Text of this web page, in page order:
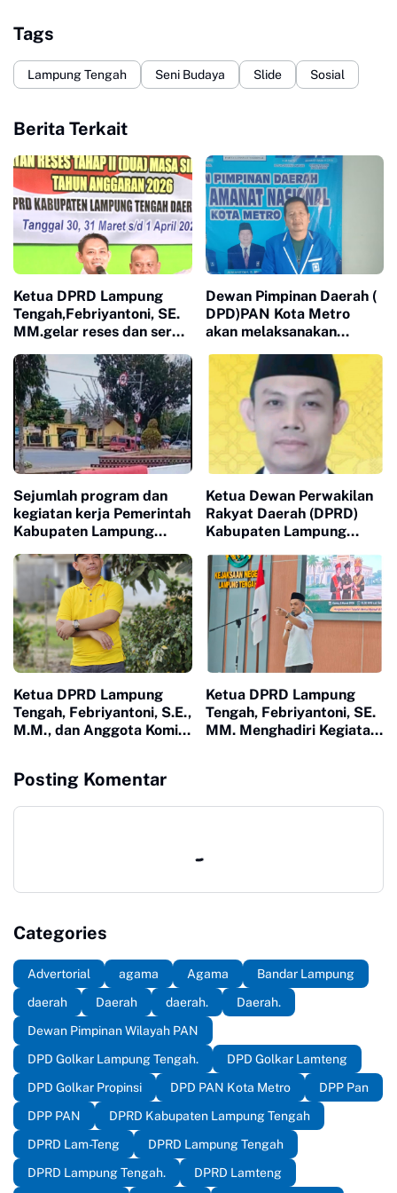
Tags
Lampung Tengah Seni Budaya Slide Sosial
Berita Terkait
Ketua DPRD Lampung
Tengah,Febriyantoni, SE.
MM.gelar reses dan serap
dapil 1 ( kampung putra
buyut kec. Gunung Sugih,
kampung nambah Rejo
kec. Kotagajah, kampung
Sidomulyo Kec. Punggur)
Dewan Pimpinan Daerah (
DPD)PAN Kota Metro
akan melaksanakan
akan dilaksanakan pada
hari minggu 12 April
2026.
Sejumlah program dan
kegiatan kerja Pemerintah
Kabupaten Lampung
direncanakan untuk tahun
anggaran 2026 diduga
kuat mengalami
kelumpuhan total
Ketua Dewan Perwakilan
Rakyat Daerah (DPRD)
Kabupaten Lampung
Febriyantoni,.S.E.,M.M
mengimbau seluruh
lapisan masyarakat untuk
menjaga kerukunan dan
toleransi antar umat
beragama
Ketua DPRD Lampung
Tengah, Febriyantoni, S.E.,
M.M., dan Anggota Komisi
Ketua Partai Golkar
Ketua DPRD Lampung
Tengah, Febriyantoni, SE.
MM. Menghadiri Kegiatan
Posting Komentar
Categories
Advertorial agama Agama
Bandar Lampung
daerah
Daerah daerah.
Daerah.
Dewan Pimpinan Wilayah PAN
DPD Golkar Lampung Tengah.
DPD Golkar Lamteng
DPD Golkar Propinsi
DPD PAN Kota Metro
DPP Pan
DPP PAN
DPRD Kabupaten Lampung Tengah
DPRD Lam-Teng
DPRD Lampung Tengah
DPRD Lampung Tengah.
DPRD Lamteng